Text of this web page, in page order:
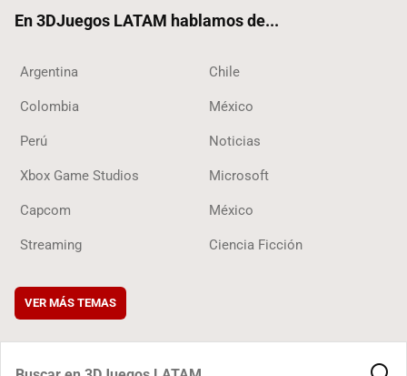
En 3DJuegos LATAM hablamos de...
Argentina Chile
Colombia México
Perú Noticias
Xbox Game Studios Microsoft
Capcom México
Streaming Ciencia Ficción
VER MÁS TEMAS